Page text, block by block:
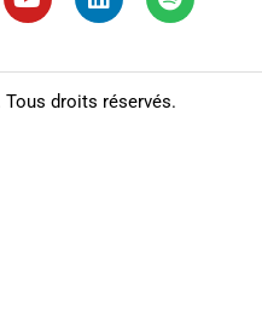
Tous droits réservés.